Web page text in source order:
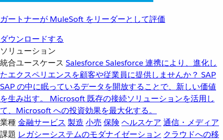
ガートナーが MuleSoft をリーダーとして評価
ダウンロードする
ソリューション
統合ユースケース SalesforceSalesforce 連携により、進化し
たエクスペリエンスを顧客や従業員に提供しませんか？ SAP
SAP の中に眠っているデータを開放することで、新しい価値
を生み出す。
Microsoft 既存の接続ソリューションを活用し
て、Microsoft への投資効果を最大化する。
業種金融サービス 製造 小売 保険 ヘルスケア 通信・メディア
課題 レガシーシステムのモダナイゼーション クラウドへの移